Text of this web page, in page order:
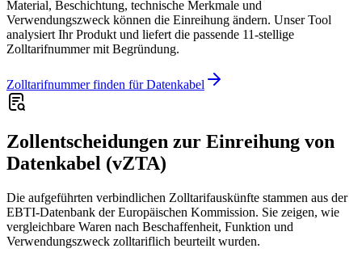
Material, Beschichtung, technische Merkmale und
Verwendungszweck können die Einreihung ändern. Unser Tool
analysiert Ihr Produkt und liefert die passende 11-stellige
Zolltarifnummer mit Begründung.
Zolltarifnummer finden für Datenkabel
Zollentscheidungen zur Einreihung von
Datenkabel (vZTA)
Die aufgeführten verbindlichen Zolltarifauskünfte stammen aus der
EBTI-Datenbank der Europäischen Kommission. Sie zeigen, wie
vergleichbare Waren nach Beschaffenheit, Funktion und
Verwendungszweck zolltariflich beurteilt wurden.